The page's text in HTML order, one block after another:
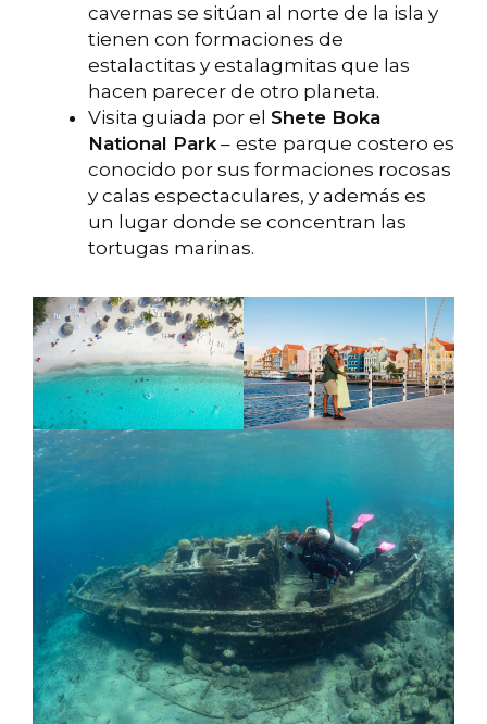
cavernas se sitúan al norte de la isla y
tienen con formaciones de
estalactitas y estalagmitas que las
hacen parecer de otro planeta.
Visita guiada por el Shete Boka
National Park– este parque costero es
conocido por sus formaciones rocosas
y calas espectaculares, y además es
un lugar donde se concentran las
tortugas marinas.